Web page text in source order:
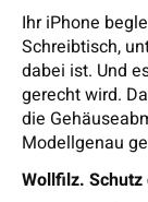
Ihr iPhone
Schreibtisch,
dabei ist. Und
gerecht wird.
die
Modellgenau
Wollfilz.